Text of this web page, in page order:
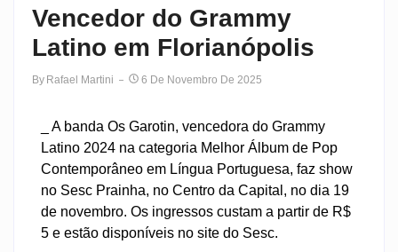
Vencedor do Grammy
Latino em Florianópolis
By Rafael Martini 6 De Novembro De 2025
_ A banda Os Garotin, vencedora do Grammy
Latino 2024 na categoria Melhor Álbum de Pop
Contemporâneo em Língua Portuguesa, faz show
no Sesc Prainha, no Centro da Capital, no dia 19
de novembro. Os ingressos custam a partir de R$
5 e estão disponíveis no site do Sesc.